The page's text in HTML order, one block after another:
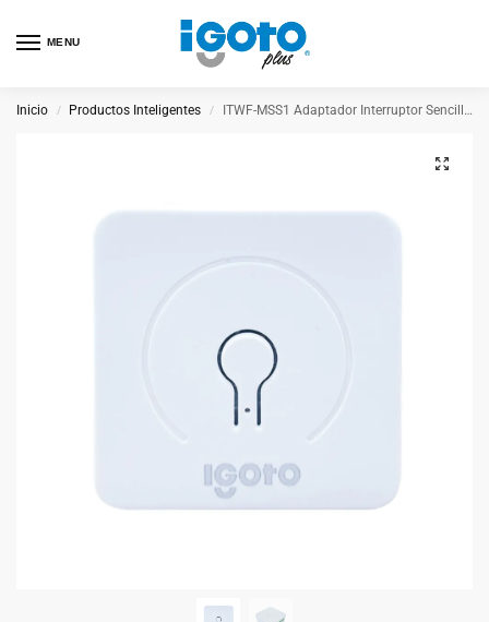
MENU
Inicio / Productos Inteligentes / ITWF-MSS1 Adaptador Interruptor Sencillo Wifi